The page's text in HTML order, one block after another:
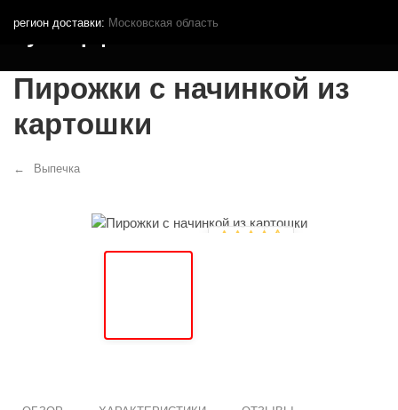
регион доставки: Московская область
Кутья.рф
Пирожки с начинкой из
картошки
Выпечка